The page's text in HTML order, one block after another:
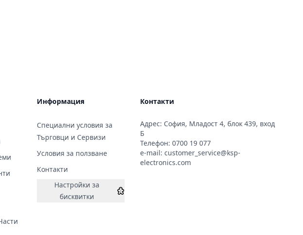
Информация
Специални условия за
Търговци и Сервизи
Условия за ползване
Контакти
Настройки за
бисквитки
Контакти
Адрес: София, Младост 4, блок 439, вход
Б
Телефон: 0700 19 077
e-mail: customer_service@ksp-
electronics.com